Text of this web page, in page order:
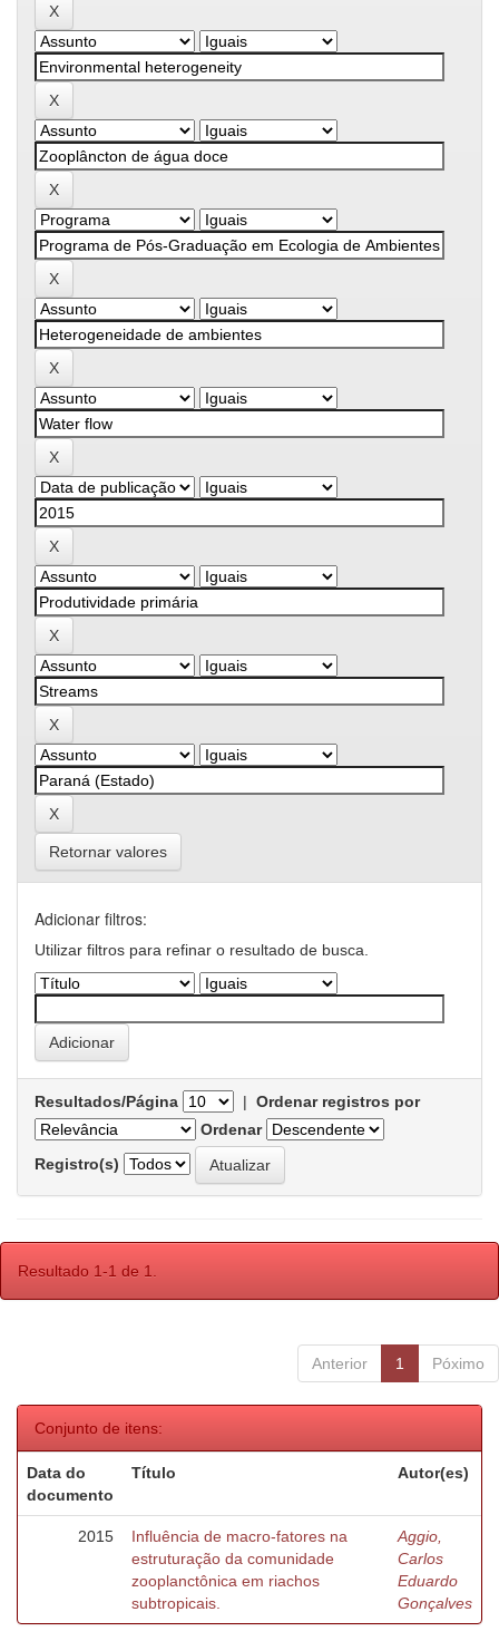
Retornar valores
Adicionar filtros:
Utilizar filtros para refinar o resultado de busca.
Resultados/Página | Ordenar registros por
Ordenar
Registro(s)
Resultado 1-1 de 1.
Anterior 1 Póximo
Conjunto de itens:
Data do
documento
Título Autor(es)
2015
Influência de macro-fatores na
estruturação da comunidade
zooplanctônica em riachos
subtropicais.
Aggio,
Carlos
Eduardo
Gonçalves